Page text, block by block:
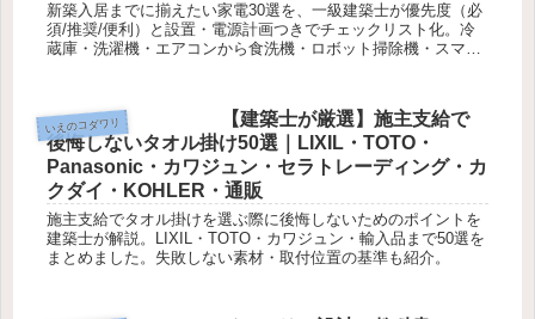
新築入居までに揃えたい家電30選を、一級建築士が優先度（必
須/推奨/便利）と設置・電源計画つきでチェックリスト化。冷
蔵庫・洗濯機・エアコンから食洗機・ロボット掃除機・スマー
いえのコダワリ
【建築士が厳選】施主支給で
後悔しないタオル掛け50選｜LIXIL・TOTO・
Panasonic・カワジュン・セラトレーディング・カ
クダイ・KOHLER・通販
施主支給でタオル掛けを選ぶ際に後悔しないためのポイントを
建築士が解説。LIXIL・TOTO・カワジュン・輸入品まで50選を
まとめました。失敗しない素材・取付位置の基準も紹介。